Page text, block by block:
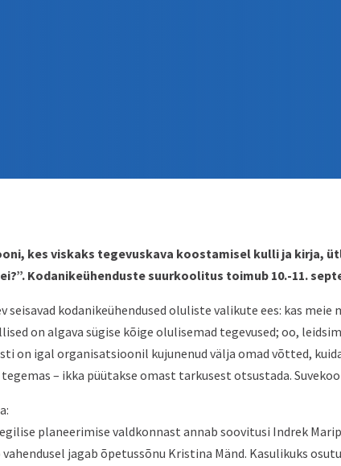
kes viskaks tegevuskava koostamisel kulli ja kirja,
Kodanikeühenduste suurkoolitus toimub 10.-11.
seisavad kodanikeühendused oluliste valikute ees: kas
on algava sügise kõige olulisemad tegevused; oo,
on igal organisatsioonil kujunenud välja omad võtted,
– ikka püütakse omast tarkusest otsustada.
planeerimise valdkonnast annab soovitusi Indrek
vahendusel jagab õpetussõnu Kristina Mänd. Kasulikuks